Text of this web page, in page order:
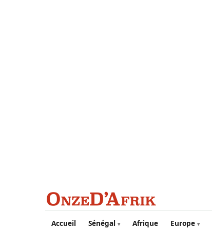
Aller au contenu principal
Accueil Sénégal Afrique Europe